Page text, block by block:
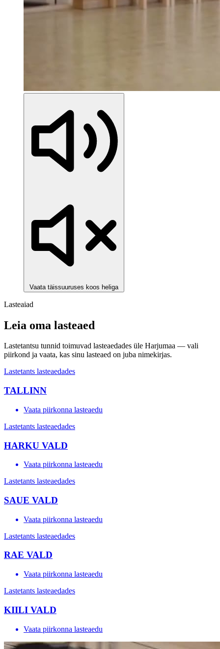
Vaata täissuuruses koos heliga
Lasteaiad
Leia oma lasteaed
Lastetantsu tunnid toimuvad lasteaedades üle Harjumaa — vali
piirkond ja vaata, kas sinu lasteaed on juba nimekirjas.
Lastetants lasteaedades
TALLINN
Vaata piirkonna lasteaedu
Lastetants lasteaedades
HARKU VALD
Vaata piirkonna lasteaedu
Lastetants lasteaedades
SAUE VALD
Vaata piirkonna lasteaedu
Lastetants lasteaedades
RAE VALD
Vaata piirkonna lasteaedu
Lastetants lasteaedades
KIILI VALD
Vaata piirkonna lasteaedu